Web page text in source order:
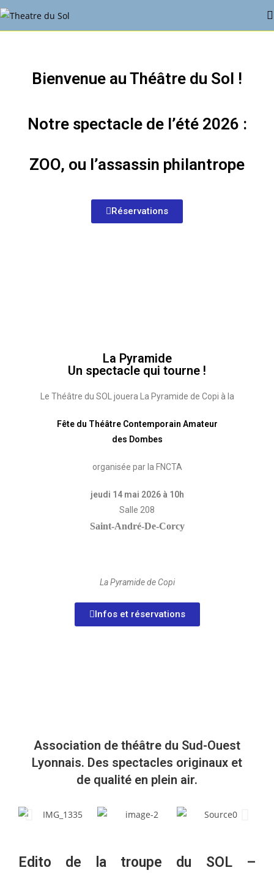
Bienvenue au Théâtre du Sol !
Notre spectacle de l’été 2026 :
ZOO, ou l’assassin philantrope
Réservations
La Pyramide
Un spectacle qui tourne !
Le Théâtre du SOL jouera La Pyramide de Copi à la
Fête du Théâtre Contemporain Amateur
des Dombes
organisée par la FNCTA
jeudi 14 mai 2026 à 10h
Salle 208
Saint-André-De-Corcy
La Pyramide de Copi
Infos et réservations
Association de théâtre du Sud-Ouest
Lyonnais. Des spectacles originaux et
de qualité en plein air.
Edito de la troupe du SOL –